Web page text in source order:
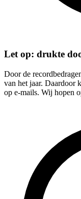
Let op: drukte
Door de
van het jaar. Daardoor
op e-mails. Wij hopen